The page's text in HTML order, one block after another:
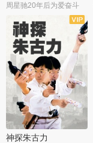
周星驰20年后为爱奋斗
神探朱古力